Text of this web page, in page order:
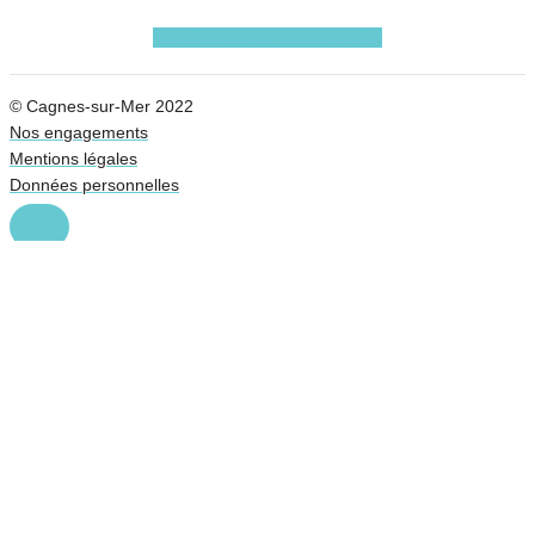
© Cagnes-sur-Mer 2022
Nos engagements
Mentions légales
Données personnelles